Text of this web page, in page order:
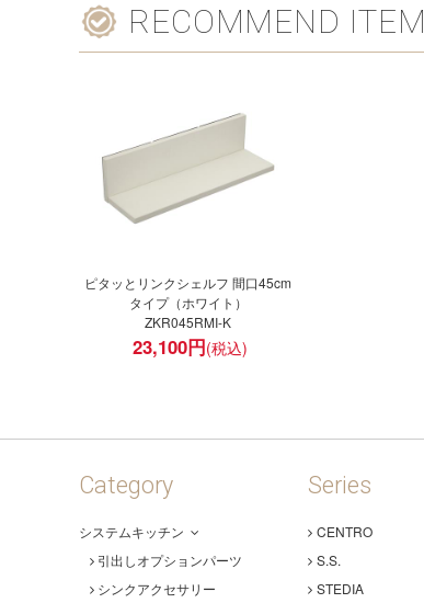
RECOMMEND ITEM
ピタッとリンクシェルフ 間口45cm
タイプ（ホワイト）
ZKR045RMI-K
23,100円
Category
システムキッチン
引出しオプションパーツ
シンクアクセサリー
Series
CENTRO
S.S.
STEDIA